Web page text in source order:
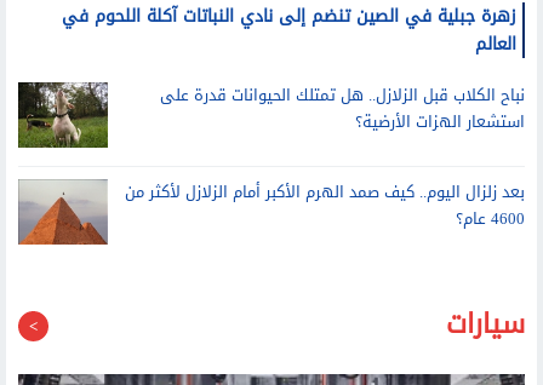
زهرة جبلية في الصين تنضم إلى نادي النباتات آكلة اللحوم في
العالم
نباح الكلاب قبل الزلازل.. هل تمتلك الحيوانات قدرة على
استشعار الهزات الأرضية؟
بعد زلزال اليوم.. كيف صمد الهرم الأكبر أمام الزلازل لأكثر من
4600 عام؟
سيارات